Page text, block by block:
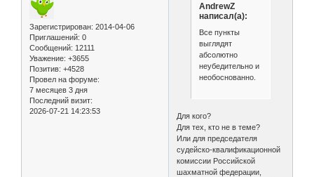
Зарегистрирован: 2014-04-06
Приглашений: 0
Сообщений: 12111
Уважение: +3655
Позитив: +4528
Провел на форуме:
7 месяцев 3 дня
Последний визит:
2026-07-21 14:23:53
AndrewZ
написал(а):
Все пункты
выглядят
абсолютно
неубедительно и
необоснованно.
Для кого?
Для тех, кто не в теме?
Или для председателя
судейско-квалификационной
комиссии Российской
шахматной федерации,